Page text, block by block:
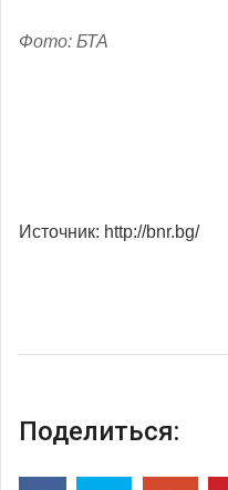
Фото: БТА
Источник: http://bnr.bg/
Поделиться: